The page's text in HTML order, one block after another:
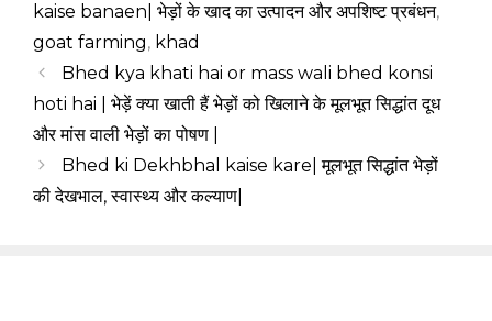
kaise banaen| भेड़ों के खाद का उत्पादन और अपशिष्ट प्रबंधन,
goat farming, khad
Bhed kya khati hai or mass wali bhed konsi
hoti hai | भेड़ें क्या खाती हैं भेड़ों को खिलाने के मूलभूत सिद्धांत दूध
और मांस वाली भेड़ों का पोषण |
Bhed ki Dekhbhal kaise kare| मूलभूत सिद्धांत भेड़ों
की देखभाल, स्वास्थ्य और कल्याण|